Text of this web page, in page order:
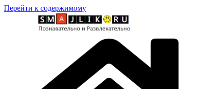
Перейти к содержимому